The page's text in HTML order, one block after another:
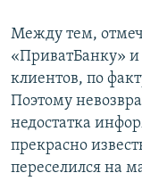
Между тем,
«ПриватБанку» и
клиентов, по
Поэтому
недостатка
прекрасно
переселился на